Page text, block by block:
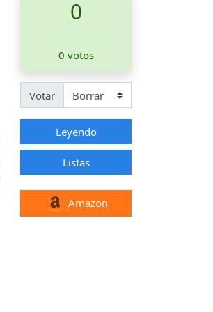
0
0 votos
Votar
Leyendo
Listas
Amazon